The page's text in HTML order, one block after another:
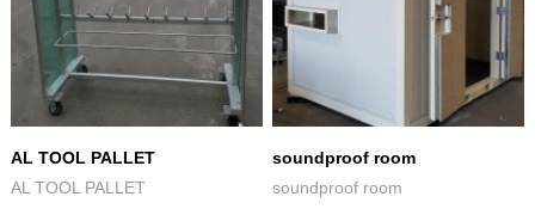
AL TOOL PALLET
AL TOOL PALLET
soundproof room
soundproof room